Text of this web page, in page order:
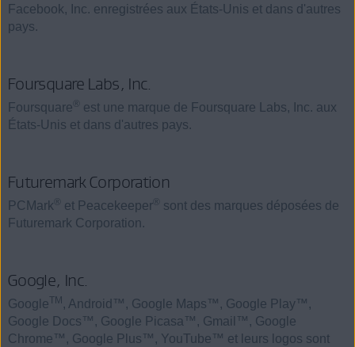
Facebook, Inc. enregistrées aux États-Unis et dans d'autres
pays.
Foursquare Labs, Inc.
Foursquare ®
est une marque de Foursquare Labs, Inc. aux
États-Unis et dans d'autres pays.
Futuremark Corporation
PCMark ® et Peacekeeper ®
sont des marques déposées de
Futuremark Corporation.
Google, Inc.
GoogleTM , Android™, Google Maps™, Google Play™,
Google Docs™, Google Picasa™, Gmail™, Google
Chrome™, Google Plus™, YouTube™ et leurs logos sont